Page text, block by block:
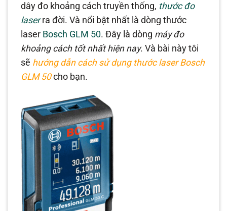
dây đo khoảng cách truyền thống, thước đo
laserra đời. Và nổi bật nhất là dòng thước
laser Bosch GLM 50. Đây là dòng máy đo
khoảng cách tốt nhất hiện nay. Và bài này tôi
sẽ hướng dẫn cách sử dụng thước laser Bosch
GLM 50cho bạn.